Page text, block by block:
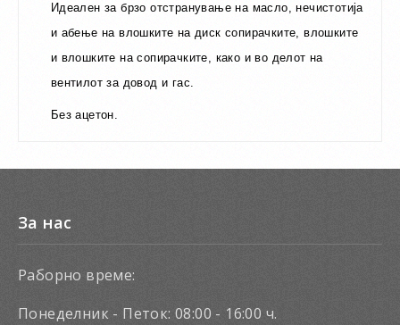
Идеален за брзо отстранување на масло, нечистотија
и абење на влошките на диск сопирачките, влошките
и влошките на сопирачките, како и во делот на
вентилот за довод и гас.
Без ацетон.
За нас
Раборно време:
Понеделник - Петок: 08:00 - 16:00 ч.